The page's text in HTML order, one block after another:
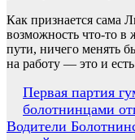
Как признается сама
возможность что-то в
пути, ничего менять
на работу — это и
Навигация
по
Первая партия
болотнинцами
Водители